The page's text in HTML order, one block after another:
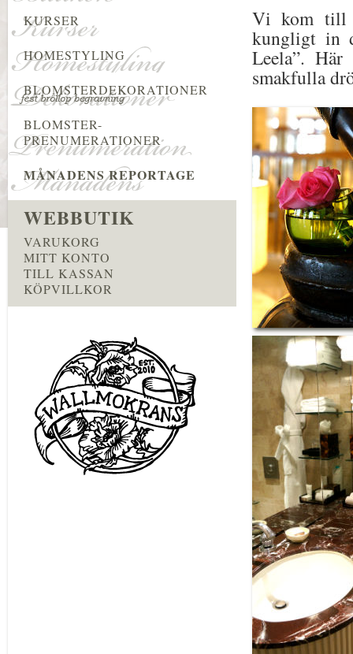
Vi kom till
kungligt in
Leela”.
smakfulla
KURSER
HOMESTYLING
BLOMSTERDEKORATIONER
BLOMSTER-
PRENUMERATIONER
MÅNADENS REPORTAGE
WEBBUTIK
VARUKORG
MITT KONTO
TILL KASSAN
KÖPVILLKOR